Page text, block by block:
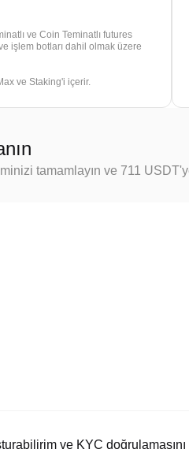
ve Coin Teminatlı futures
işlem botları dahil olmak üzere
ve Staking'i içerir.
tamamlayın ve 711
ve KYC